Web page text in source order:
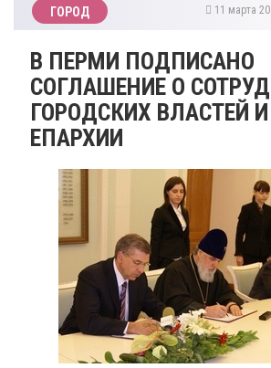
ГОРОД 11 марта
В ПЕРМИ ПОДПИСАНО
СОГЛАШЕНИЕ О
ГОРОДСКИХ ВЛАСТЕЙ
ЕПАРХИИ